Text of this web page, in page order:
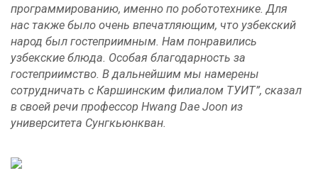
программированию, именно по робототехнике. Для
нас также было очень впечатляющим, что узбекский
народ был гостеприимным. Нам понравились
узбекские блюда. Особая благодарность за
гостеприимство. В дальнейшим мы намерены
сотрудничать с Каршинским филиалом ТУИТ”, сказал
в своей речи профессор Hwang Dae Joon из
университета Сунгкьюнкван.